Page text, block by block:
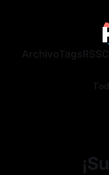
ArchivoTags RSS